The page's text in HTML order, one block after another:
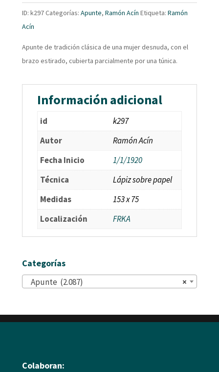
ID: k297Categorías: Apunte, Ramón Acín Etiqueta: Ramón
Acín
Apunte de tradición clásica de una mujer desnuda, con el
brazo estirado, cubierta parcialmente por una túnica.
Información adicional
id
k297
Autor
Ramón Acín
Fecha Inicio
1/1/1920
Técnica
Lápiz sobre papel
Medidas
153 x 75
Localización
FRKA
Categorías
×
Apunte (2.087)
Colaboran: